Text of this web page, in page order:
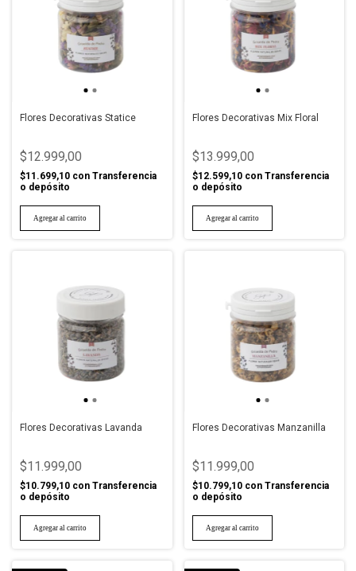
Flores Decorativas Statice
$12.999,00
$11.699,10 con Transferencia
o depósito
Flores Decorativas Mix Floral
$13.999,00
$12.599,10 con Transferencia
o depósito
Flores Decorativas Lavanda
$11.999,00
$10.799,10 con Transferencia
o depósito
Flores Decorativas Manzanilla
$11.999,00
$10.799,10 con Transferencia
o depósito